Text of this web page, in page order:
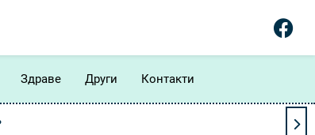
Здраве Други Контакти